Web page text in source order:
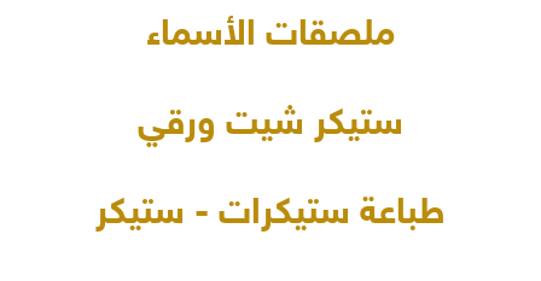
ملصقات الأسماء
ستيكر شيت ورقي
طباعة ستيكرات - ستيكر